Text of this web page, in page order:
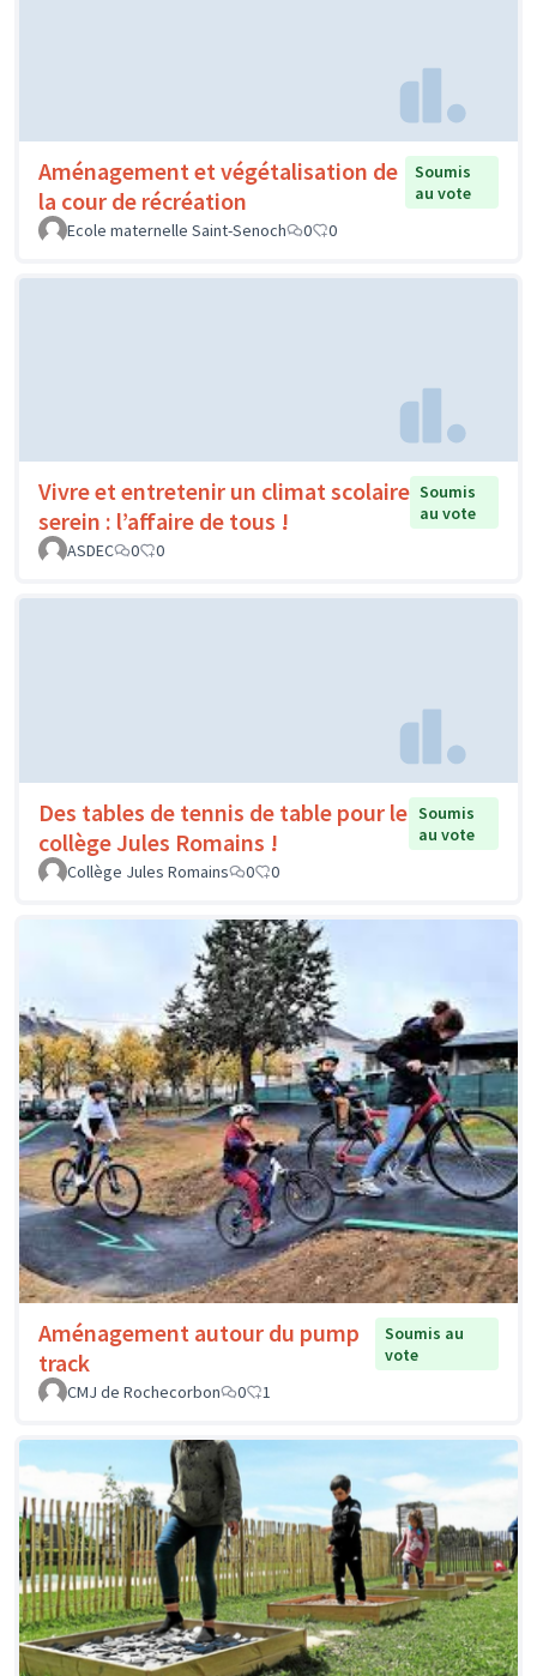
Aménagement et végétalisation de
la cour de récréation
Soumis
au vote
Ecole maternelle Saint-Senoch
0 0
Vivre et entretenir un climat scolaire
serein : l’affaire de tous !
Soumis
au vote
ASDEC
0 0
Des tables de tennis de table pour le
collège Jules Romains !
Soumis
au vote
Collège Jules Romains
0 0
Aménagement autour du pump
track
Soumis au
vote
CMJ de Rochecorbon
0 1